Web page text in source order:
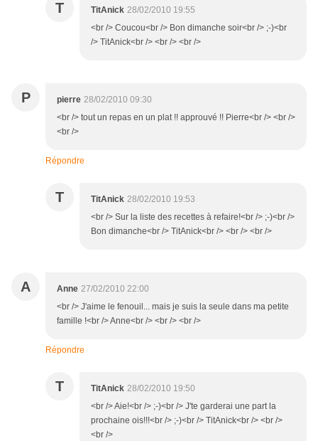
T TitAnick 28/02/2010 19:55
<br /> Coucou<br /> Bon dimanche soir<br /> ;-)<br
/> TitAnick<br /> <br /> <br />
P pierre 28/02/2010 09:30
<br /> tout un repas en un plat !! approuvé !! Pierre<br /> <br />
<br />
Répondre
T TitAnick 28/02/2010 19:53
<br /> Sur la liste des recettes à refaire!<br /> ;-)<br />
Bon dimanche<br /> TitAnick<br /> <br /> <br />
A Anne 27/02/2010 22:00
<br /> J'aime le fenouil... mais je suis la seule dans ma petite
famille !<br /> Anne<br /> <br /> <br />
Répondre
T TitAnick 28/02/2010 19:50
<br /> Aie!<br /> ;-)<br /> J'te garderai une part la
prochaine ois!!!<br /> ;-)<br /> TitAnick<br /> <br />
<br />